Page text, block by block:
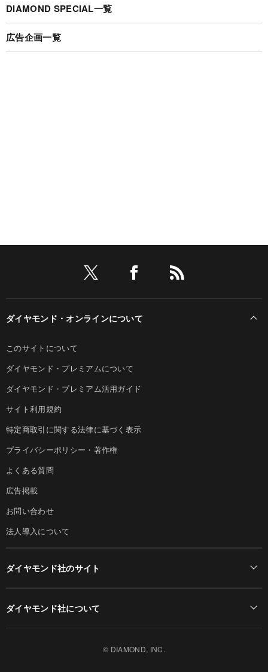
DIAMOND SPECIAL一覧
広告企画一覧
ダイヤモンド・オンラインについて
このサイトについて
ダイヤモンド・プレミアムについて
ダイヤモンド・プレミアム活用ガイド
サイト利用規約
特定商取引に関する法律に基づく表示
プライバシーポリシー・著作権
よくある質問
広告掲載
お問い合わせ
法人導入について
ダイヤモンド社のサイト
ダイヤモンド社について
© DIAMOND, INC.